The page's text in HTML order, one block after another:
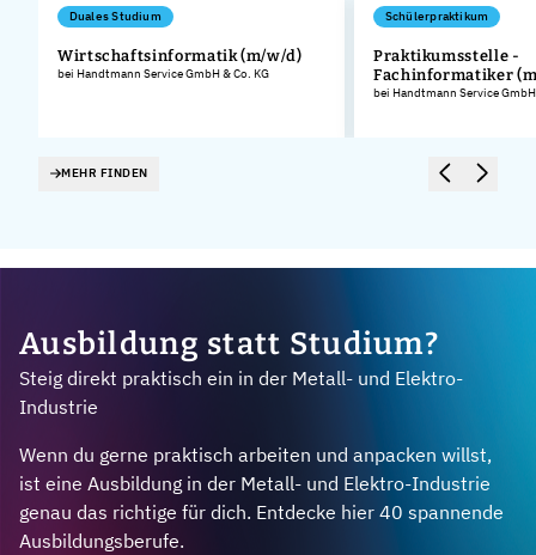
Duales Studium
Wirtschaftsinformatik (m/w/d)
bei Handtmann Service GmbH & Co. KG
Schülerpraktikum
Praktikumsstelle -
Fachinformatiker
bei Handtmann Service GmbH
MEHR FINDEN
Ausbildung statt Studium?
Steig direkt praktisch ein in der Metall- und Elektro-
Industrie
Wenn du gerne praktisch arbeiten und anpacken willst,
ist eine Ausbildung in der Metall- und Elektro-Industrie
genau das richtige für dich. Entdecke hier 40 spannende
Ausbildungsberufe.